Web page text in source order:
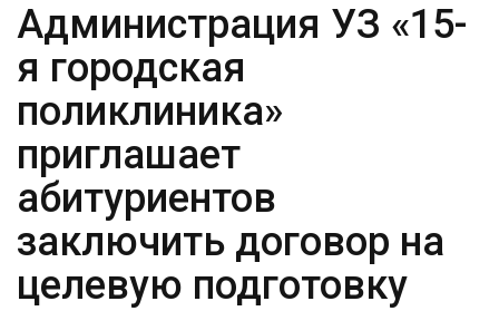
Администрация УЗ «15-
я городская
поликлиника»
приглашает
абитуриентов
заключить договор на
целевую подготовку